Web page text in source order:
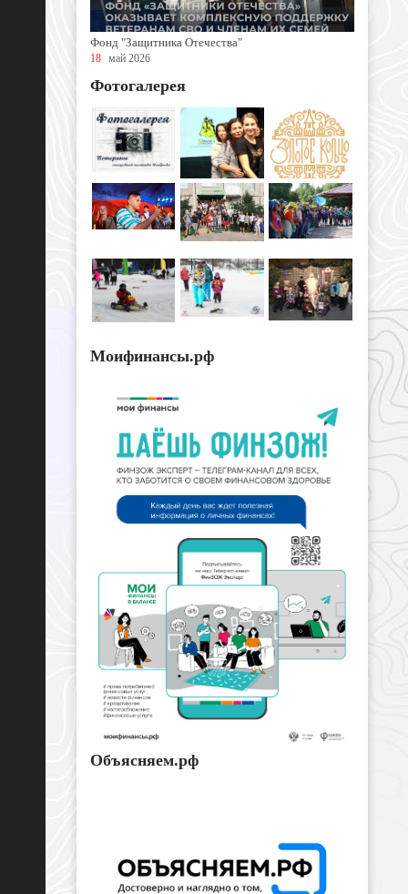
Фонд "Защитника Отечества"
18 май 2026
Фотогалерея
Моифинансы.рф
Объясняем.рф